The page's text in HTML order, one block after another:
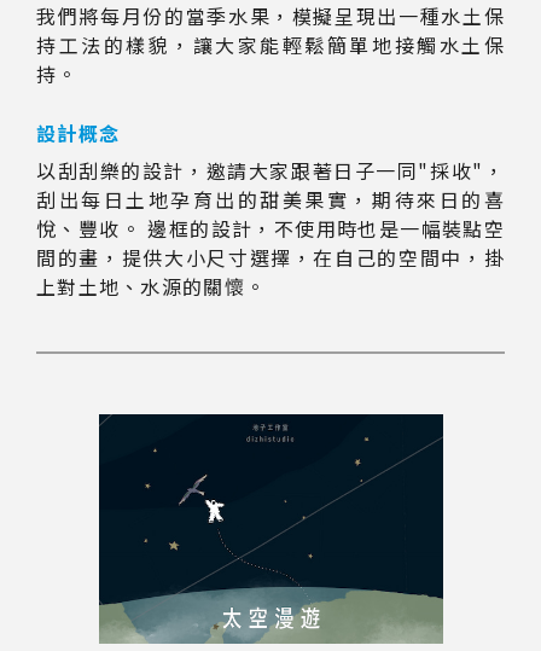
我們將每月份的當季水果，模擬呈現出一種水土保
持工法的樣貌，讓大家能輕鬆簡單地接觸水土保
持。
設計概念
以刮刮樂的設計，邀請大家跟著日子一同"採收"，
刮出每日土地孕育出的甜美果實，期待來日的喜
悅、豐收。 邊框的設計，不使用時也是一幅裝點空
間的畫，提供大小尺寸選擇，在自己的空間中，掛
上對土地、水源的關懷。